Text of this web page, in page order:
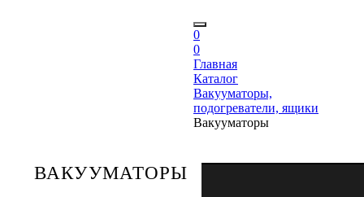
0
0
Главная
Каталог
Вакууматоры,
подогреватели, ящики
Вакууматоры
ВАКУУМАТОРЫ